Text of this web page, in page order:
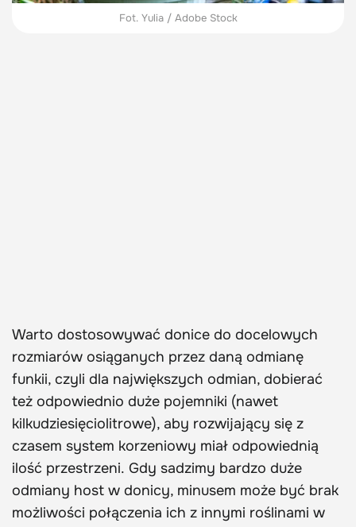
Fot. Yulia / Adobe Stock
Warto dostosowywać donice do docelowych
rozmiarów osiąganych przez daną odmianę
funkii, czyli dla największych odmian, dobierać
też odpowiednio duże pojemniki (nawet
kilkudziesięciolitrowe), aby rozwijający się z
czasem system korzeniowy miał odpowiednią
ilość przestrzeni. Gdy sadzimy bardzo duże
odmiany host w donicy, minusem może być brak
możliwości połączenia ich z innymi roślinami w